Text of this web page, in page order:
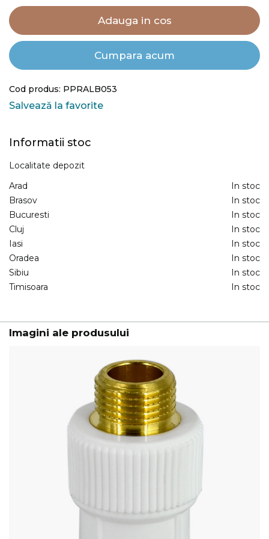
Adauga in cos
Cumpara acum
Cod produs: PPRALB053
Salvează la favorite
Informatii stoc
Localitate depozit
Arad
In stoc
Brasov
In stoc
Bucuresti
In stoc
Cluj
In stoc
Iasi
In stoc
Oradea
In stoc
Sibiu
In stoc
Timisoara
In stoc
Imagini ale produsului